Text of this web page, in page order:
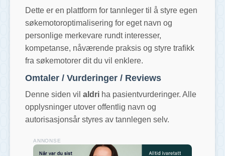
Dette er en plattform for tannleger til å styre egen
søkemotoroptimalisering for eget navn og
personlige merkevare rundt interesser,
kompetanse, nåværende praksis og styre trafikk
fra søkemotorer dit du vil enklere.
Omtaler / Vurderinger / Reviews
Denne siden vil aldri ha pasientvurderinger. Alle
opplysninger utover offentlig navn og
autorisasjonsår styres av tannlegen selv.
ANNONSE